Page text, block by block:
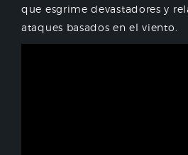
que esgrime devastadores y
ataques basados en el viento.